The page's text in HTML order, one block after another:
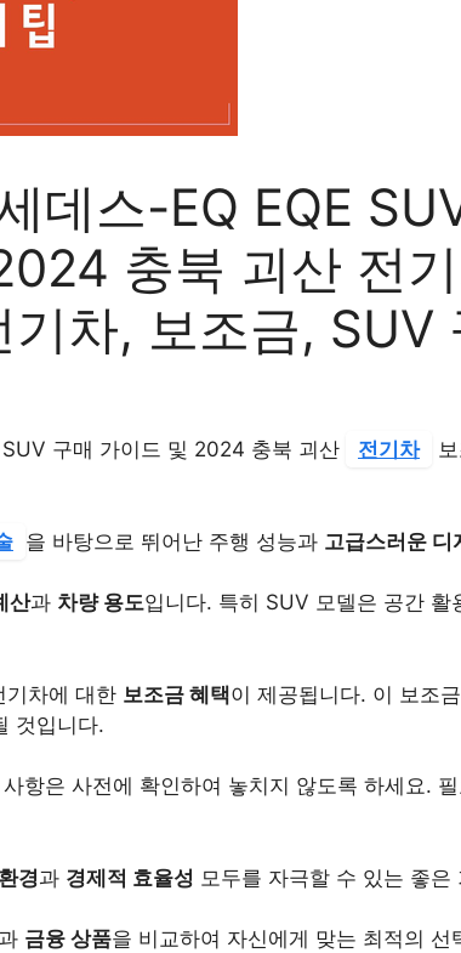
데스-EQ EQE
충북 괴산 전
차, 보조금, SUV
구매 가이드 및 2024 충북 괴산 전기차
을 바탕으로 뛰어난 주행 성능과 고급스러운 디
산과 차량 용도입니다. 특히 SUV 모델은 공간 활
차에 대한 보조금 혜택이 제공됩니다. 이 보조
것입니다.
항은 사전에 확인하여 놓치지 않도록 하세요.
환경과 경제적 효율성 모두를 자극할 수 있는 좋은
과 금융 상품을 비교하여 자신에게 맞는 최적의 선